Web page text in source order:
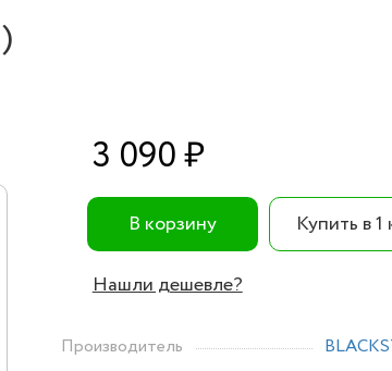
3 090 ₽
В корзину Купить в 1
Нашли дешевле?
Производитель